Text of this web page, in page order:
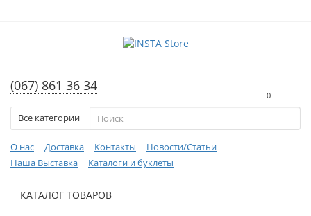
(067) 861 36 34
0
Все категории
О нас Доставка Контакты
Новости/Статьи
Наша Выставка
Каталоги и буклеты
КАТАЛОГ ТОВАРОВ